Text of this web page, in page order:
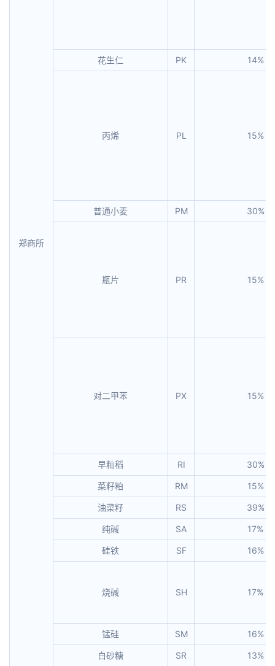
郑商所
花生仁 PK 14%
丙烯 PL 15%
普通小麦 PM 30%
瓶片 PR 15%
对二甲苯 PX 15%
早籼稻 RI 30%
菜籽粕 RM 15%
油菜籽 RS 39%
纯碱 SA 17%
硅铁 SF 16%
烧碱 SH 17%
锰硅 SM 16%
白砂糖 SR 13%